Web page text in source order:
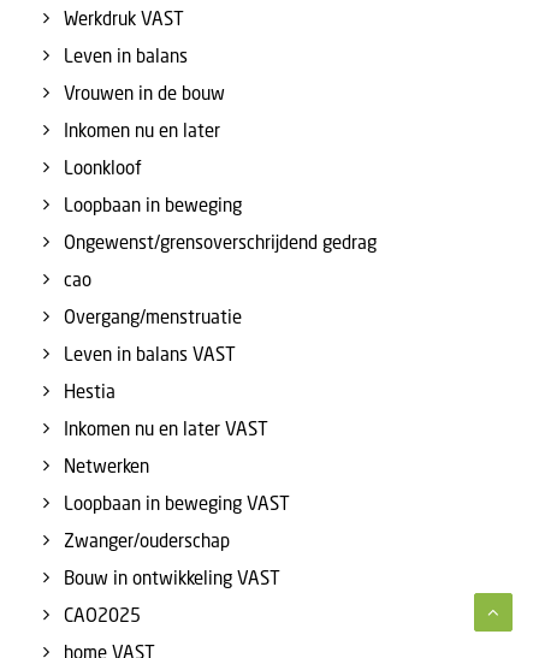
Werkdruk VAST
Leven in balans
Vrouwen in de bouw
Inkomen nu en later
Loonkloof
Loopbaan in beweging
Ongewenst/grensoverschrijdend gedrag
cao
Overgang/menstruatie
Leven in balans VAST
Hestia
Inkomen nu en later VAST
Netwerken
Loopbaan in beweging VAST
Zwanger/ouderschap
Bouw in ontwikkeling VAST
CAO2025
home VAST